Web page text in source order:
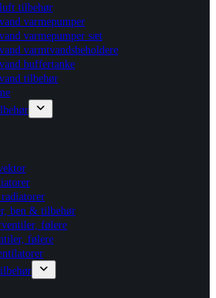
tilbehør
varmepumper
varmepumper sæt
varmtvandsbeholdere
buffertanke
tilbehør
ben & tilbehør
følere
følere